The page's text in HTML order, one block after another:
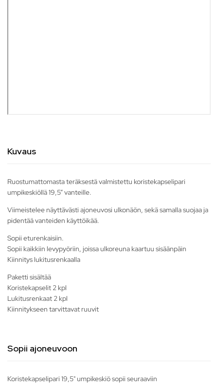
Kuvaus
Ruostumattomasta teräksestä valmistettu koristekapselipari
umpikeskiöllä 19,5” vanteille.
Viimeistelee näyttävästi ajoneuvosi ulkonäön, sekä samalla suojaa ja
pidentää vanteiden käyttöikää.
Sopii eturenkaisiin.
Sopii kaikkiin levypyöriin, joissa ulkoreuna kaartuu sisäänpäin
Kiinnitys lukitusrenkaalla
Paketti sisältää
Koristekapselit 2 kpl
Lukitusrenkaat 2 kpl
Kiinnitykseen tarvittavat ruuvit
Sopii ajoneuvoon
Koristekapselipari 19,5" umpikeskiö sopii seuraaviin